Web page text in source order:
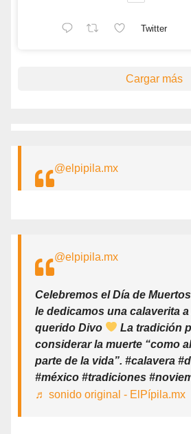
Twitter
Cargar más
@elpipila.mx
@elpipila.mx
Celebremos el Día de Muertos
le dedicamos una calaverita
querido Divo
La tradición
considerar la muerte “como
parte de la vida”. #calavera
#méxico #tradiciones
♬ sonido original - ElPípila.mx